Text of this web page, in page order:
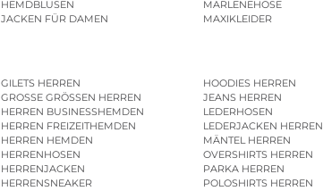
HEMDBLUSEN
JACKEN FÜR DAMEN
MARLENEHOSE
MAXIKLEIDER
GILETS HERREN
GROSSE GRÖSSEN HERREN
HERREN BUSINESSHEMDEN
HERREN FREIZEITHEMDEN
HERREN HEMDEN
HERRENHOSEN
HERRENJACKEN
HERRENSNEAKER
HOODIES HERREN
JEANS HERREN
LEDERHOSEN
LEDERJACKEN HERREN
MÄNTEL HERREN
OVERSHIRTS HERREN
PARKA HERREN
POLOSHIRTS HERREN